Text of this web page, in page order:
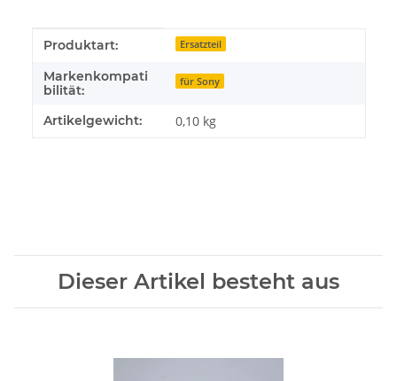
Produkteigenschaft
Wert
Produktart: Ersatzteil
Markenkompati
bilität:
für Sony
Artikelgewicht: 0,10 kg
Dieser Artikel besteht aus